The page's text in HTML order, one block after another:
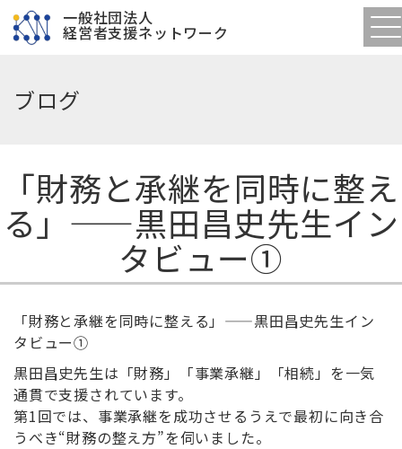
一般社団法人
経営者支援ネットワーク
ブログ
「財務と承継を同時に整え
る」——黒田昌史先生イン
タビュー①
「財務と承継を同時に整える」 ——黒田昌史先生イン
タビュー①
黒田昌史先生は「財務」「事業承継」「相続」を一気
通貫で支援されています。
第1回では、事業承継を成功させるうえで最初に向き合
うべき“財務の整え方”を伺いました。